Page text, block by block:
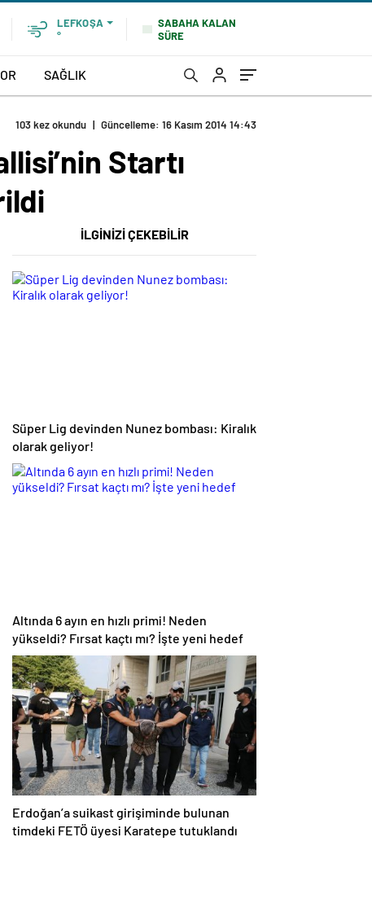
LEFKOŞA
°
SABAHA KALAN
SÜRE
SAĞLIK
103 kez okundu | Güncelleme: 16 Kasım 2014 14:43
Startı
İLGİNİZİ ÇEKEBİLİR
Süper Lig devinden Nunez bombası: Kiralık
olarak geliyor!
Altında 6 ayın en hızlı primi! Neden
yükseldi? Fırsat kaçtı mı? İşte yeni hedef
Erdoğan’a suikast girişiminde bulunan
timdeki FETÖ üyesi Karatepe tutuklandı